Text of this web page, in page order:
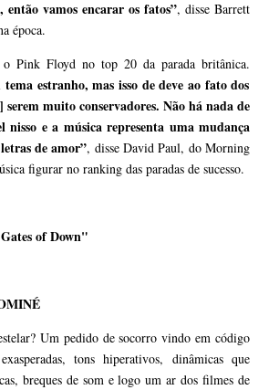
então vamos encarar os fatos”, disse Barrett
época.
Pink Floyd no top 20 da parada britânica.
estranho, mas isso de deve ao fato dos
muito conservadores. Não há nada de
nisso e a música representa uma mudança
de amor”, disse David Paul, do Morning
figurar no ranking das paradas de sucesso.
of Down"
Um pedido de socorro vindo em código
tons hiperativos, dinâmicas que
breques de som e logo um ar dos filmes de